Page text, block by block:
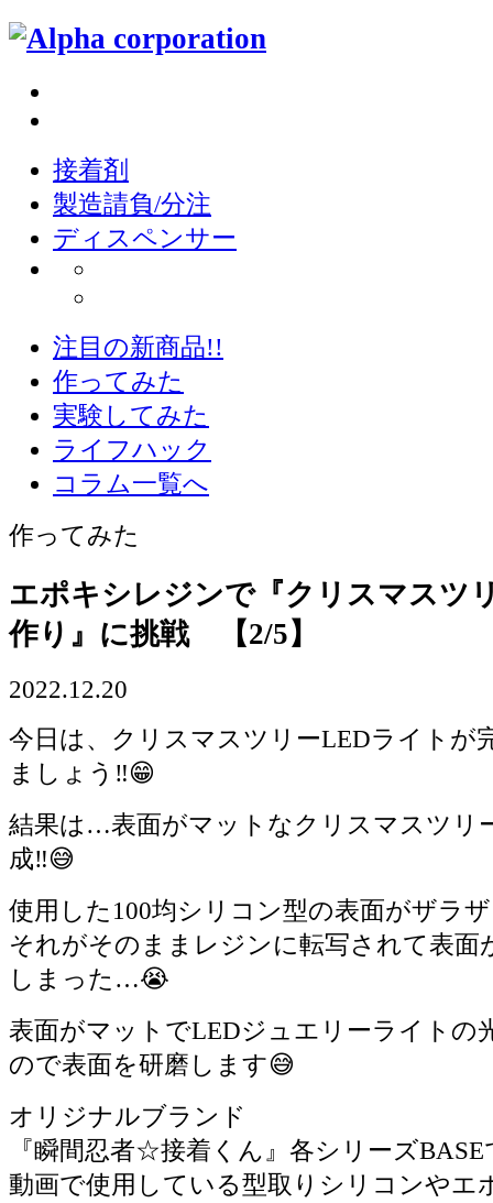
接着剤
製造請負/分注
ディスペンサー
注目の新商品!!
作ってみた
実験してみた
ライフハック
コラム一覧へ
作ってみた
エポキシレジンで『クリスマスツ
作り』に挑戦 【2/5】
2022.12.20
今日は、クリスマスツリーLEDライトが
ましょう‼️😁
結果は…表面がマットなクリスマスツリ
成‼️😅
使用した100均シリコン型の表面がザラ
それがそのままレジンに転写されて表面
しまった…😭
表面がマットでLEDジュエリーライトの
ので表面を研磨します😅
オリジナルブランド
『瞬間忍者☆接着くん』各シリーズBASE
動画で使用している型取りシリコンやエ